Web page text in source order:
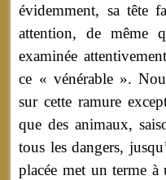
évidemment, sa tête
attention, de même
examinée
ce « vénérable ».
sur cette ramure
que des animaux,
tous les dangers,
placée met un terme